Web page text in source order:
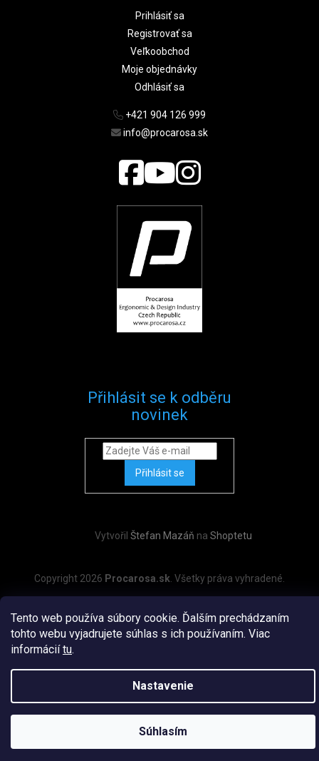
Tento web používa súbory cookie. Ďalším prechádzaním
tohto webu vyjadrujete súhlas s ich používaním. Viac
informáciítu.
Nastavenie
Súhlasím
Prihlásiť sa
Registrovať sa
Veľkoobchod
Moje objednávky
Odhlásiť sa
+421 904 126 999
info@procarosa.sk
Přihlásit se k odběru
novinek
Přihlásit se
Vytvořil Štefan Mazáň na Shoptetu
Copyright 2026 Procarosa.sk. Všetky práva vyhradené.